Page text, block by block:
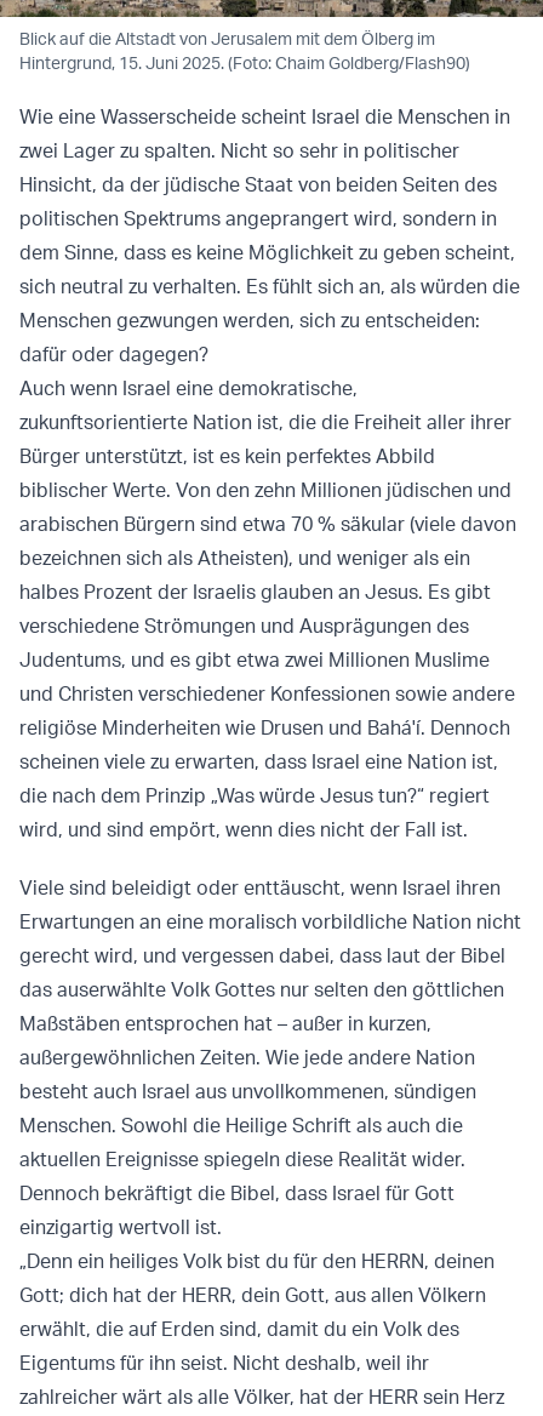
Blick auf die Altstadt von Jerusalem mit dem Ölberg im
Hintergrund, 15. Juni 2025. (Foto: Chaim Goldberg/Flash90)
Wie eine Wasserscheide scheint Israel die Menschen in
zwei Lager zu spalten. Nicht so sehr in politischer
Hinsicht, da der jüdische Staat von beiden Seiten des
politischen Spektrums angeprangert wird, sondern in
dem Sinne, dass es keine Möglichkeit zu geben scheint,
sich neutral zu verhalten. Es fühlt sich an, als würden die
Menschen gezwungen werden, sich zu entscheiden:
dafür oder dagegen?
Auch wenn Israel eine demokratische,
zukunftsorientierte Nation ist, die die Freiheit aller ihrer
Bürger unterstützt, ist es kein perfektes Abbild
biblischer Werte. Von den zehn Millionen jüdischen und
arabischen Bürgern sind etwa 70 % säkular (viele davon
bezeichnen sich als Atheisten), und weniger als ein
halbes Prozent der Israelis glauben an Jesus. Es gibt
verschiedene Strömungen und Ausprägungen des
Judentums, und es gibt etwa zwei Millionen Muslime
und Christen verschiedener Konfessionen sowie andere
religiöse Minderheiten wie Drusen und Bahá'í. Dennoch
scheinen viele zu erwarten, dass Israel eine Nation ist,
die nach dem Prinzip „Was würde Jesus tun?“ regiert
wird, und sind empört, wenn dies nicht der Fall ist.
Viele sind beleidigt oder enttäuscht, wenn Israel ihren
Erwartungen an eine moralisch vorbildliche Nation nicht
gerecht wird, und vergessen dabei, dass laut der Bibel
das auserwählte Volk Gottes nur selten den göttlichen
Maßstäben entsprochen hat – außer in kurzen,
außergewöhnlichen Zeiten. Wie jede andere Nation
besteht auch Israel aus unvollkommenen, sündigen
Menschen. Sowohl die Heilige Schrift als auch die
aktuellen Ereignisse spiegeln diese Realität wider.
Dennoch bekräftigt die Bibel, dass Israel für Gott
einzigartig wertvoll ist.
„Denn ein heiliges Volk bist du für den HERRN, deinen
Gott; dich hat der HERR, dein Gott, aus allen Völkern
erwählt, die auf Erden sind, damit du ein Volk des
Eigentums für ihn seist. Nicht deshalb, weil ihr
zahlreicher wärt als alle Völker, hat der HERR sein Herz